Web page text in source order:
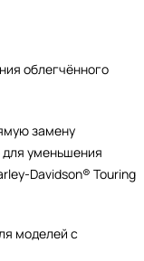
облегчённого
замену
уменьшения
Davidson® Touring
моделей с